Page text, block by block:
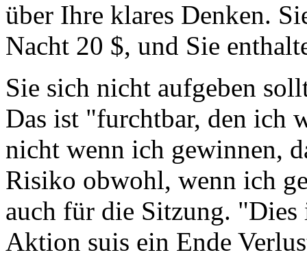
über Ihre klares Denken.
Nacht 20 $, und Sie
Sie sich nicht aufgeben
Das ist "furchtbar, den ich
nicht wenn ich gewinnen,
Risiko obwohl, wenn ich
auch für die Sitzung.
Aktion suis ein Ende